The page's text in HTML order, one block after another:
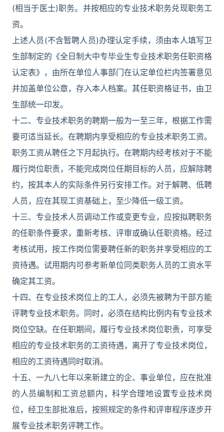
(相当于医士)职务。并按相应的专业技术职务兑现职务工
资。
上述人员(不含暂聘人员)办理认定手续，须由本人填写卫
生部制定的《全日制大中专毕业生专业技术职务任职资格
认定表》，由所在单位人事部门在认定单位栏内签署意见
并加盖单位公章，存入本人档案。其任职资格证书，由卫
生部统一印发。
十二、专业技术职务的聘期一般为一至三年，根据工作需
要可适当延长。在聘期内享受相应的专业技术职务工资。
职务工资从聘任之下月起执行。在聘期内经考核对于不能
履行岗位职责，不能完成岗位任期目标的人员，应解除聘
约，按其本人的实际条件另行安排工作。对于解聘、低聘
人员，应在其现工资基础上，至少降低一级工资。
十三、专业技术人员调动工作或变更专业，应按拟聘职务
的任职条件要求，重新考核、评审或确认任职资格。经过
考核试用，按工作岗位需要聘任新的职务并享受相应的工
资待遇。试用期内可参考新单位同类职务人员的工资水平
确定其工资。
十四、在专业技术岗位上的工人，必须先被聘为干部方能
评聘专业技术职务。同时，必须在结构比例内有专业技术
岗位空缺。在任职期间，履行专业技术岗位职责，可享受
相应的专业技术职务的工资待遇，离开了专业技术岗位，
相应的工资待遇同时取消。
十五、一九八七年以来新建立的企、事业单位，应在批准
的人员编制和工资总额内，科学合理地设置专业技术岗
位，经卫生部批准后，按照规定的条件和评审程序逐步开
展专业技术职务评聘工作。